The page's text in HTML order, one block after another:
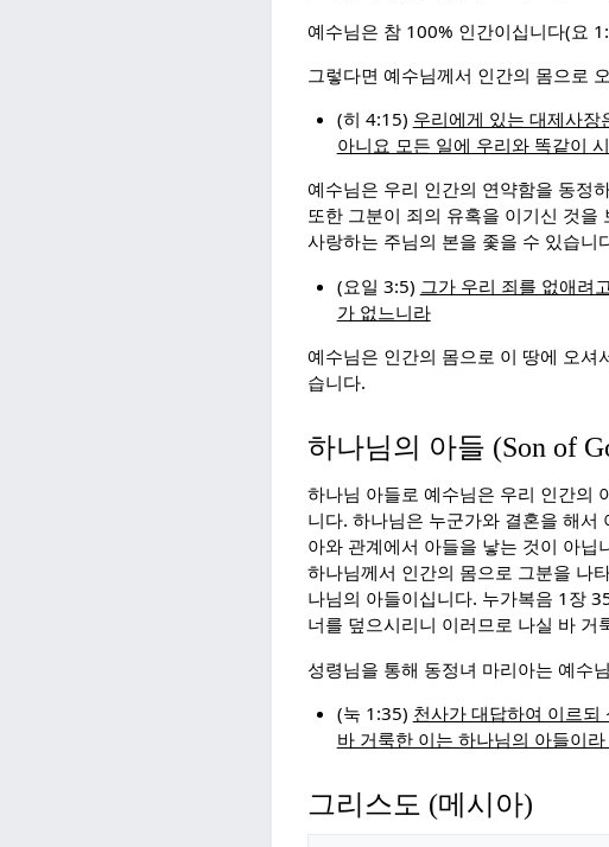
예수님은 참 100% 인간이십니다(요
그렇다면 예수님께서 인간의 몸으로
(히 4:15) 우리에게 있는 대제사
아니요 모든 일에 우리와 똑같이
예수님은 우리 인간의 연약함을 동정
또한 그분이 죄의 유혹을 이기신 것
사랑하는 주님의 본을 좇을 수 있습니
(요일 3:5) 그가 우리 죄를 없애려
가 없느니라
예수님은 인간의 몸으로 이 땅에 오셔
습니다.
하나님의 아들 (Son of
하나님 아들로 예수님은 우리 인간의
니다. 하나님은 누군가와 결혼을 해서
아와 관계에서 아들을 낳는 것이 아
하나님께서 인간의 몸으로 그분을 나
나님의 아들이십니다. 누가복음 1장
너를 덮으시리니 이러므로 나실 바 거
성령님을 통해 동정녀 마리아는 예수
(눅 1:35) 천사가 대답하여 이르
바 거룩한 이는 하나님의 아들이
그리스도 (메시아)